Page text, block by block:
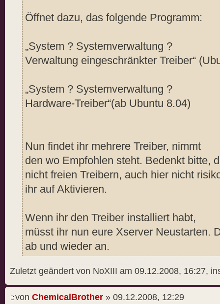
Öffnet dazu, das folgende Programm:
„System ? Systemverwaltung ?
Verwaltung eingeschränkter Treiber“
„System ? Systemverwaltung ?
Hardware-Treiber“(ab Ubuntu 8.04)
Nun findet ihr mehrere Treiber, nimmt
den wo Empfohlen steht. Bedenkt bitte,
nicht freien Treibern, auch hier nicht
ihr auf Aktivieren.
Wenn ihr den Treiber installiert habt,
müsst ihr nun eure Xserver Neustarten.
ab und wieder an.
Zuletzt geändert von NoXIII am 09.12.2008, 16:27,
von ChemicalBrother » 09.12.2008, 12:29